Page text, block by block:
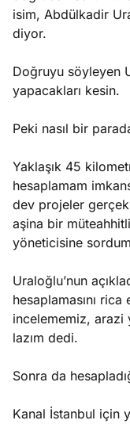
isim, Abdülkadir
diyor.
Doğruyu söyleyen
yapacakları kesin.
Peki nasıl bir
Yaklaşık 45
hesaplamam
dev projeler
aşina bir
yöneticisine
Uraloğlu’nun
hesaplamasını
incelememiz, arazi
lazım dedi.
Sonra da
Kanal İstanbul için